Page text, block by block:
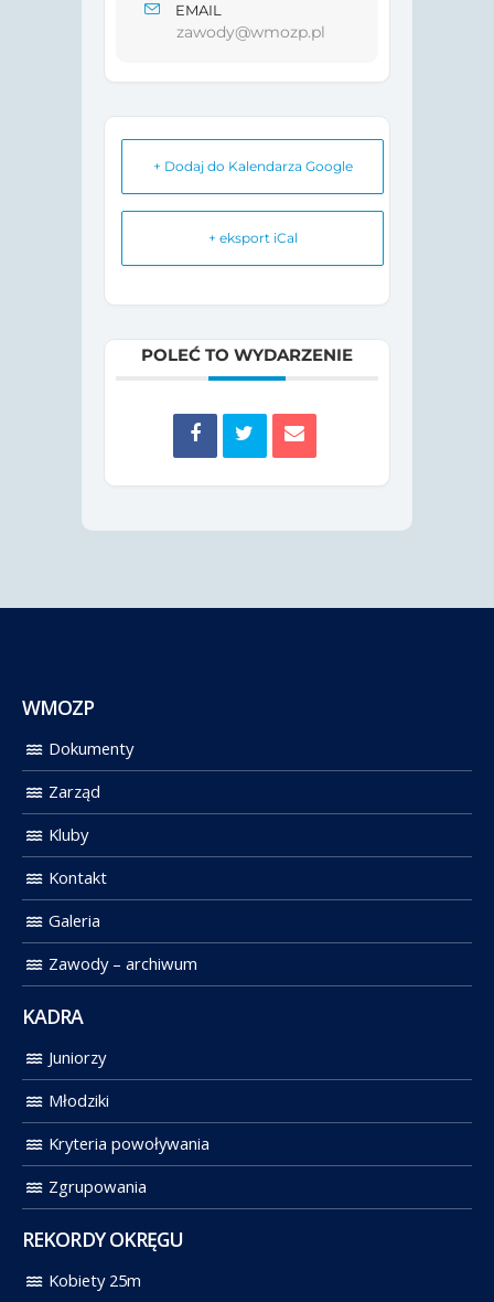
EMAIL
zawody@wmozp.pl
+ Dodaj do Kalendarza Google
+ eksport iCal
POLEĆ TO WYDARZENIE
WMOZP
Dokumenty
Zarząd
Kluby
Kontakt
Galeria
Zawody – archiwum
KADRA
Juniorzy
Młodziki
Kryteria powoływania
Zgrupowania
REKORDY OKRĘGU
Kobiety 25m